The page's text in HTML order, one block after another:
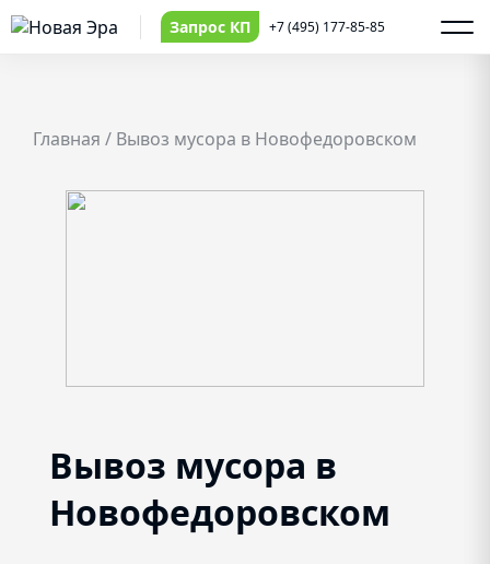
Запрос КП +7 (495) 177-85-85
Главная / Вывоз мусора в Новофедоровском
Вывоз мусора в
Новофедоровском